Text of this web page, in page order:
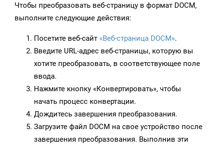
Чтобы преобразовать веб-страницу в формат DOCM,
выполните следующие действия:
Посетите веб-сайт «Веб-страница DOCM».
Введите URL-адрес веб-страницы, которую вы
хотите преобразовать, в соответствующее поле
ввода.
Нажмите кнопку «Конвертировать», чтобы
начать процесс конвертации.
Дождитесь завершения преобразования.
Загрузите файл DOCM на свое устройство после
завершения преобразования. Выполнив эти